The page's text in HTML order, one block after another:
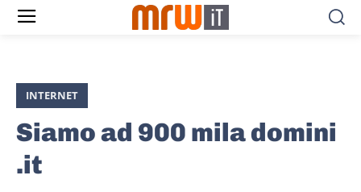
INTERNET
Siamo ad 900 mila domini
.it